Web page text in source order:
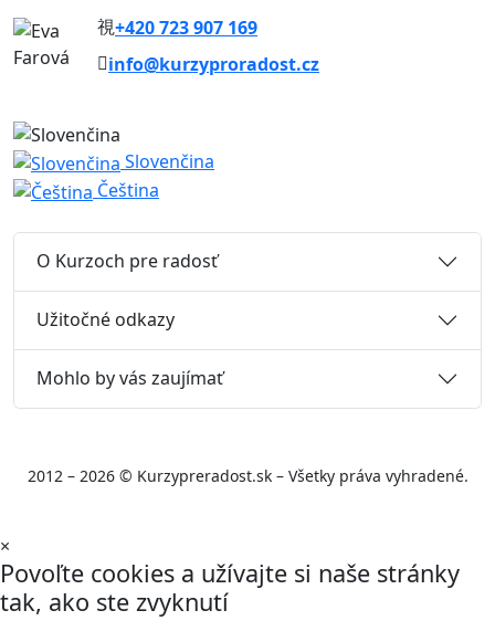
+420 723 907 169
info@kurzyproradost.cz
Slovenčina
Čeština
O Kurzoch pre radosť
Užitočné odkazy
Mohlo by vás zaujímať
2012 – 2026 © Kurzypreradost.sk – Všetky práva vyhradené.
×
Povoľte cookies a užívajte si naše stránky
tak, ako ste zvyknutí